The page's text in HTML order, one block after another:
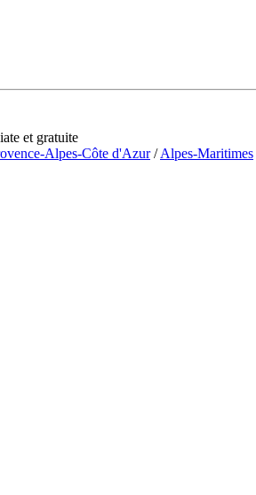
et gratuite
Alpes-Côte d'Azur/Alpes-Maritimes